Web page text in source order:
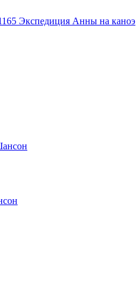
Экспедиция Анны на каноэ